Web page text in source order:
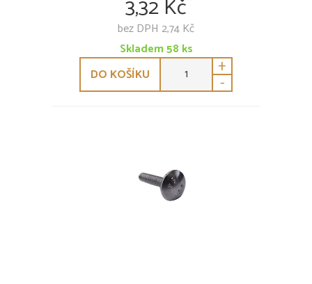
3,32 Kč
bez DPH 2,74 Kč
Skladem58 ks
DO KOŠÍKU
+
-